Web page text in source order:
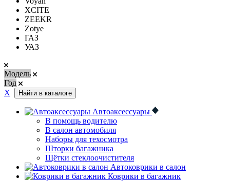
XCITE
ZEEKR
Zotye
ГАЗ
УАЗ
Модель
Год
Х
Найти в каталоге
Автоаксессуары
В помощь водителю
В салон автомобиля
Наборы для техосмотра
Шторки багажника
Щётки стеклоочистителя
Автоковрики в салон
Коврики в багажник